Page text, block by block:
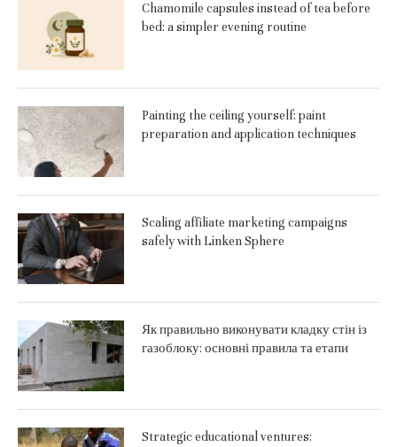
Chamomile capsules instead of tea before
bed: a simpler evening routine
Painting the ceiling yourself: paint
preparation and application techniques
Scaling affiliate marketing campaigns
safely with Linken Sphere
Як правильно виконувати кладку стін із
газоблоку: основні правила та етапи
Strategic educational ventures: